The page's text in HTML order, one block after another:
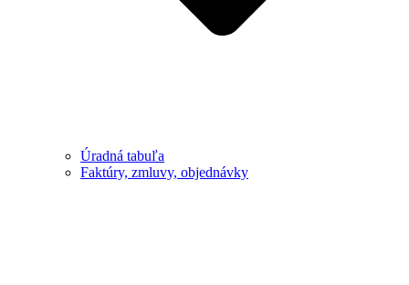
Úradná tabuľa
Faktúry, zmluvy, objednávky